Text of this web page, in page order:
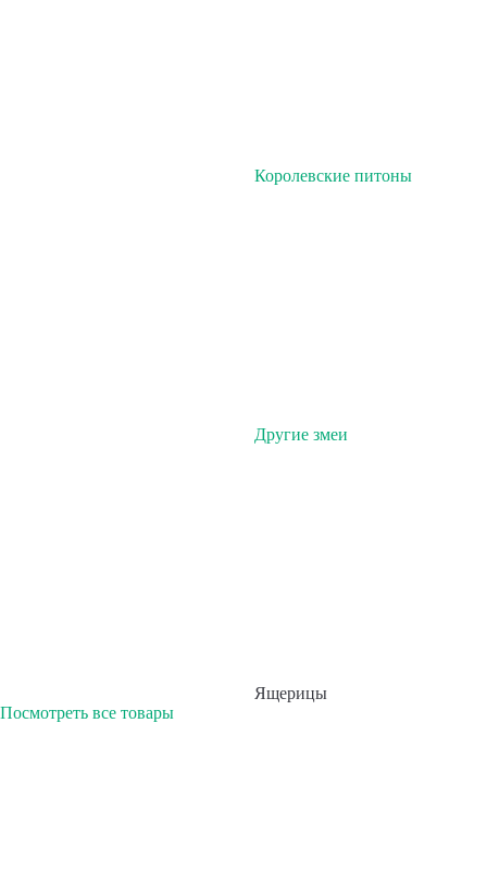
Королевские питоны
Другие змеи
Ящерицы
Посмотреть все товары